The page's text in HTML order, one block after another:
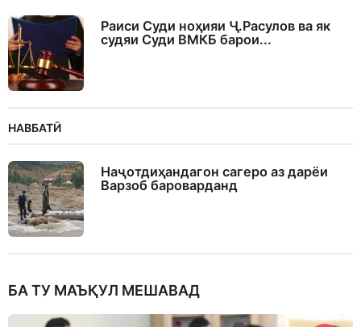
Раиси Суди ноҳияи Ҷ.Расулов ва як
судяи Суди ВМКБ барои...
НАВБАТӢ
Наҷотдиҳандагон сагеро аз дарёи
Варзоб бароварданд
БА ТУ МАЪҚУЛ МЕШАВАД